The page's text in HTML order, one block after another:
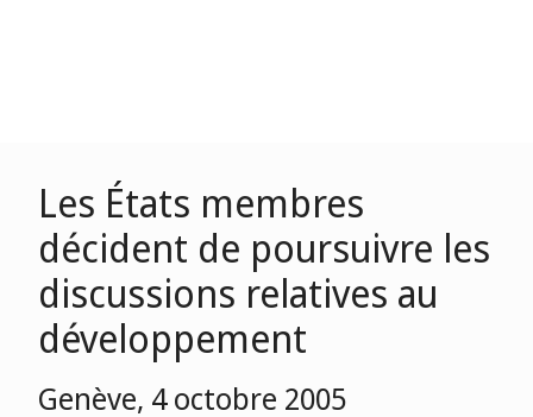
Les États membres
décident de poursuivre les
discussions relatives au
développement
Genève, 4 octobre 2005